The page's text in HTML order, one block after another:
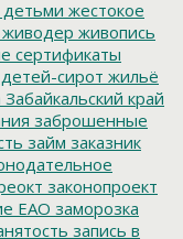
жестокое
живодер живопись
сертификаты
сирот жильё
Забайкальский край
заброшенные
займ заказник
законопроект
ЕАО заморозка
запись в